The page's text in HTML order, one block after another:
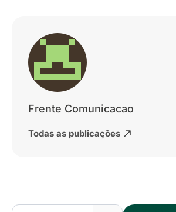
Frente Comunicacao
Todas as publicações